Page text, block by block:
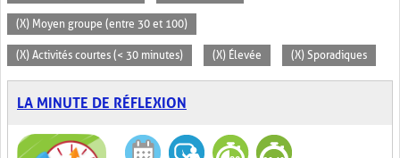
(X) Moyen groupe (entre 30 et 100)
(X) Activités courtes (< 30 minutes) (X) Élevée (X) Sporadiques
LA MINUTE DE RÉFLEXION